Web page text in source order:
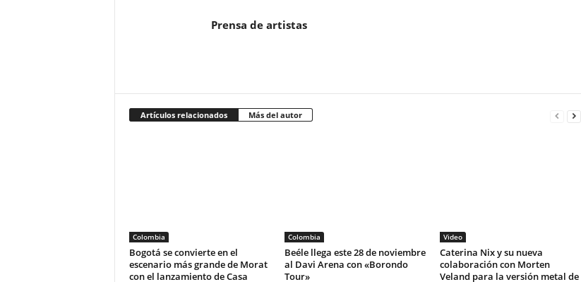
Prensa de artistas
Artículos relacionados Más del autor
Colombia
Bogotá se convierte en el
escenario más grande de Morat
con el lanzamiento de Casa
Colombia
Beéle llega este 28 de noviembre
al Davi Arena con «Borondo
Tour»
Video
Caterina Nix y su nueva
colaboración con Morten
Veland para la versión metal de